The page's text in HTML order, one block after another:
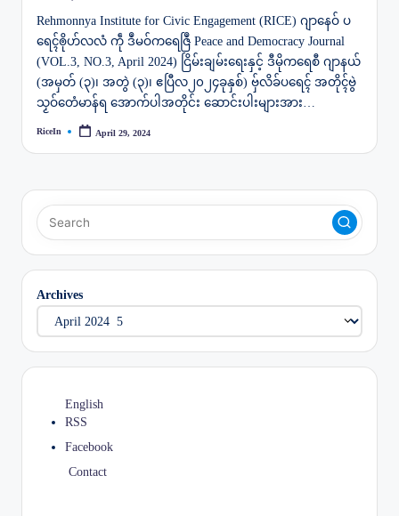
Rehmonnya Institute for Civic Engagement (RICE) ဂျာနေဝ် ပ
ရေၚ်ၜိုဟ်လလံ ကဵု ဒဳမဝ်ကရေဇြဳ Peace and Democracy Journal
(VOL.3, NO.3, April 2024) ငြိမ်းချမ်းရေးနှင့် ဒီမိုကရေစီ ဂျာနယ်
(အမှတ် (၃)၊ အတွဲ (၃)၊ ဧပြီလ၂၀၂၄ခုနှစ်) ဗှ်လိခ်ပရေၚ် အတိုၚ်ဗွဲ
သၟဝ်တေံမာန်ရ အောက်ပါအတိုင်း ဆောင်းပါးများအား…
Posted
RiceIn April 29, 2024
Archives
English
RSS
Facebook
Contact